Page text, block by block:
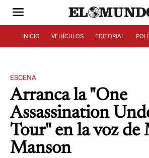
INICIO VEHÍCULOS EDITORIAL
ESCENA
Arranca la "One
Assassination
Tour" en la voz
Manson